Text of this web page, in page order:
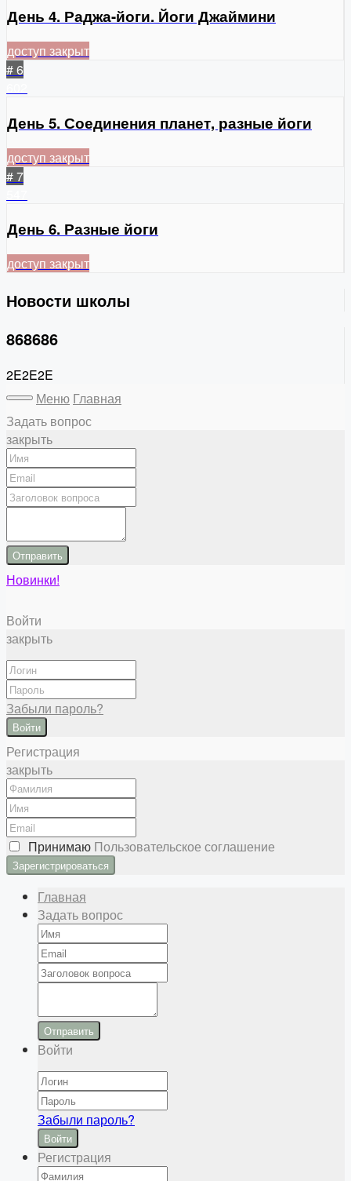
День 4. Раджа-йоги. Йоги Джаймини
доступ закрыт
# 6
День 5. Соединения планет, разные йоги
доступ закрыт
# 7
День 6. Разные йоги
доступ закрыт
Новости школы
868686
2E2E2E
Меню Главная
Задать вопрос
закрыть
Отправить
Новинки!
Войти
закрыть
Забыли пароль?
Войти
Регистрация
закрыть
Принимаю Пользовательское соглашение
Главная
Задать вопрос
Отправить
Войти
Забыли пароль?
Войти
Регистрация